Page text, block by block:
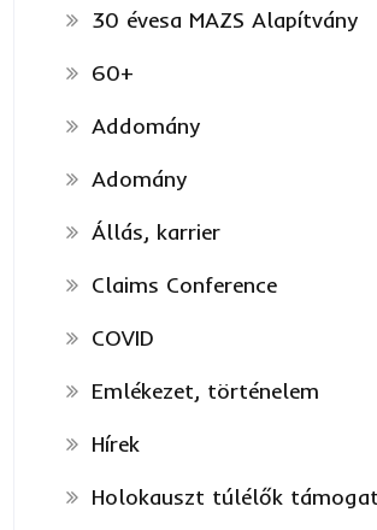
30 évesa MAZS Alapítvány
60+
Addomány
Adomány
Állás, karrier
Claims Conference
COVID
Emlékezet, történelem
Hírek
Holokauszt túlélők